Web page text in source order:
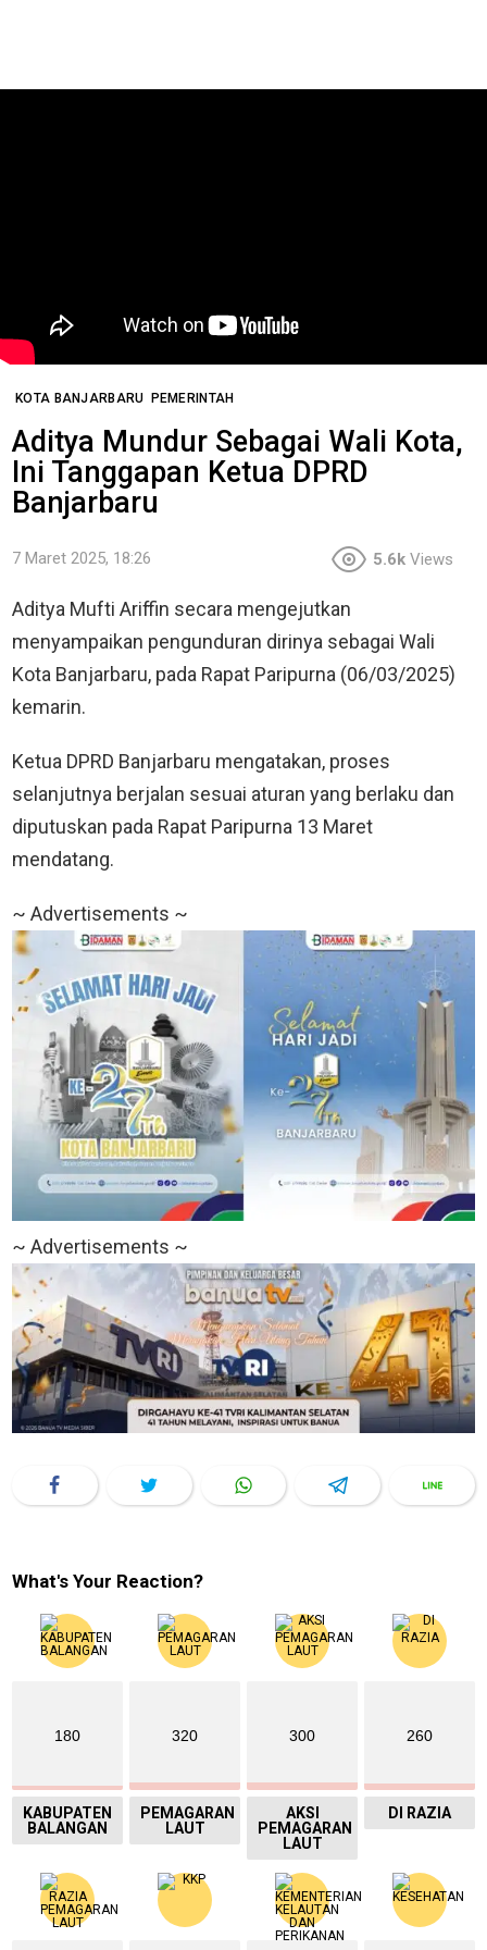
KOTA BANJARBARU PEMERINTAH
Aditya Mundur Sebagai Wali Kota,
Ini Tanggapan Ketua DPRD
Banjarbaru
7 Maret 2025, 18:26 5.6k Views
Aditya Mufti Ariffin secara mengejutkan
menyampaikan pengunduran dirinya sebagai Wali
Kota Banjarbaru, pada Rapat Paripurna (06/03/2025)
kemarin.
Ketua DPRD Banjarbaru mengatakan, proses
selanjutnya berjalan sesuai aturan yang berlaku dan
diputuskan pada Rapat Paripurna 13 Maret
mendatang.
~ Advertisements ~
~ Advertisements ~
What's Your Reaction?
180
KABUPATEN
BALANGAN
320
PEMAGARAN
LAUT
300
AKSI
PEMAGARAN
LAUT
260
DI RAZIA